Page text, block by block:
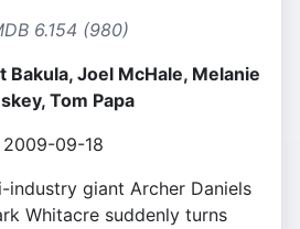
6.154 (980)
Bakula, Joel McHale, Melanie
Tom Papa
2009-09-18
industry giant Archer Daniels
Whitacre suddenly turns